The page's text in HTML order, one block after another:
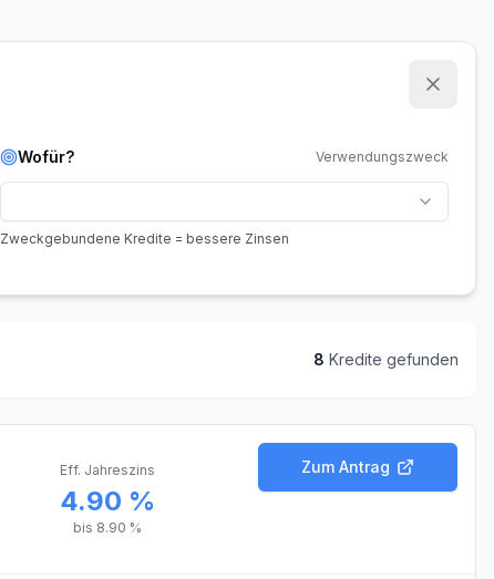
Wofür? Verwendungszweck
Zweckgebundene Kredite = bessere Zinsen
8 Kredite gefunden
Eff. Jahreszins
4.90 %
bis 8.90 %
Zum Antrag